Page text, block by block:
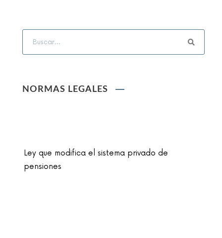
NORMAS LEGALES
Ley que modifica el sistema privado de
pensiones